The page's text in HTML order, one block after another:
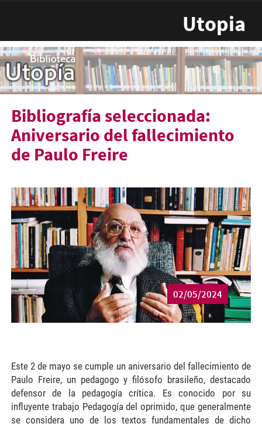
Utopia
Bibliografía seleccionada:
Aniversario del fallecimiento
de Paulo Freire
02/05/2024
Este 2 de mayo se cumple un aniversario del fallecimiento de
Paulo Freire, un pedagogo y filósofo brasileño, destacado
defensor de la pedagogía crítica. Es conocido por su
influyente trabajo Pedagogía del oprimido, que generalmente
se considera uno de los textos fundamentales de dicho